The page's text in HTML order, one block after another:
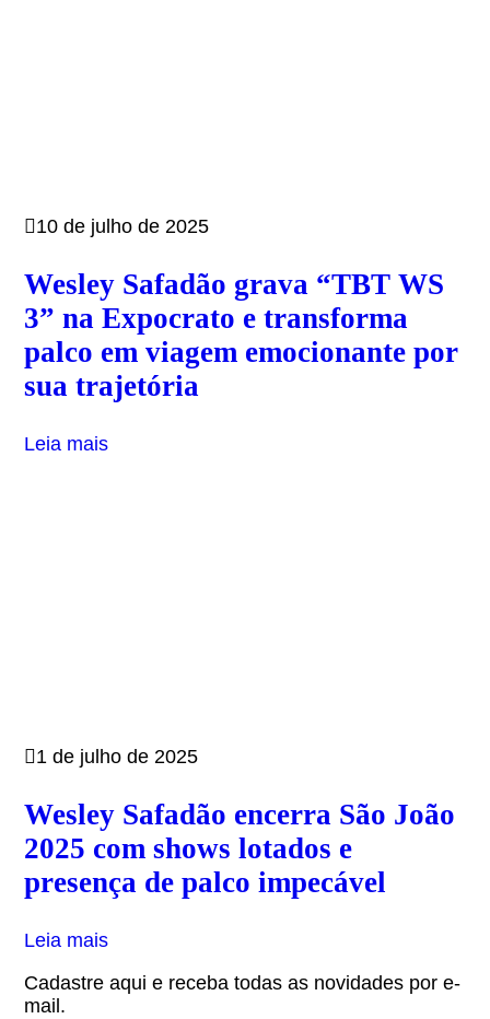
10 de julho de 2025
Wesley Safadão grava “TBT WS
3” na Expocrato e transforma
palco em viagem emocionante por
sua trajetória
Leia mais
1 de julho de 2025
Wesley Safadão encerra São João
2025 com shows lotados e
presença de palco impecável
Leia mais
Cadastre aqui e receba todas as novidades por e-
mail.